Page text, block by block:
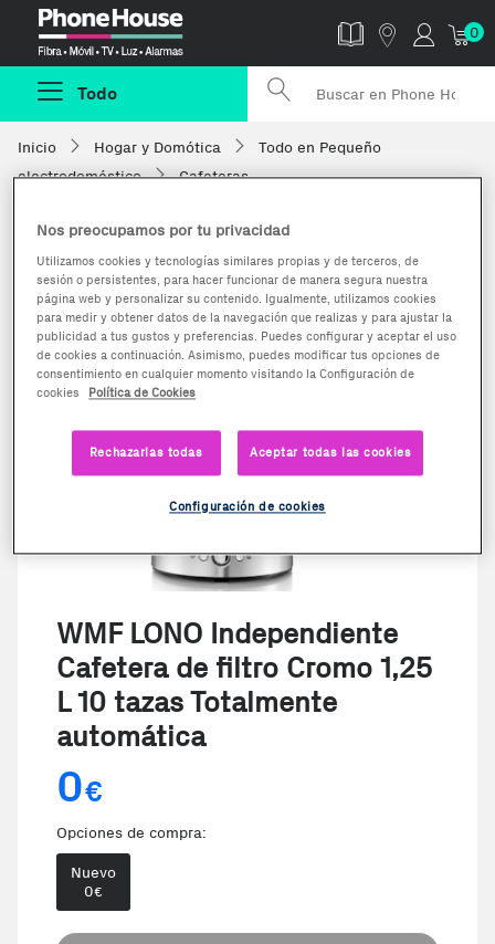
0
Todo
Inicio Hogar y Domótica
Todo en Pequeño
electrodoméstico
Cafeteras
WMF LONO Independiente
Cafetera de filtro Cromo 1,25
L 10 tazas Totalmente
automática
0€
Opciones de compra:
Nuevo
0€
Nos preocupamos por tu privacidad
Utilizamos cookies y tecnologías similares propias y de terceros, de
sesión o persistentes, para hacer funcionar de manera segura nuestra
página web y personalizar su contenido. Igualmente, utilizamos cookies
para medir y obtener datos de la navegación que realizas y para ajustar la
publicidad a tus gustos y preferencias. Puedes configurar y aceptar el uso
de cookies a continuación. Asimismo, puedes modificar tus opciones de
consentimiento en cualquier momento visitando la Configuración de
cookies
Política de Cookies
Rechazarlas todas Aceptar todas las cookies
Configuración de cookies